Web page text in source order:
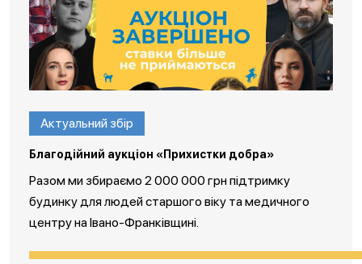
Актуальний збір
Благодійний аукціон «Прихистки добра»
Разом ми збираємо 2 000 000 грн підтримку
будинку для людей старшого віку та медичного
центру на Івано-Франківщині.